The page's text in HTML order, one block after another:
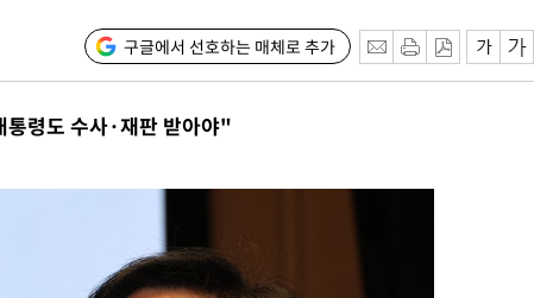
구글에서 선호하는 매체로 추가
령도 수사·재판 받아야"